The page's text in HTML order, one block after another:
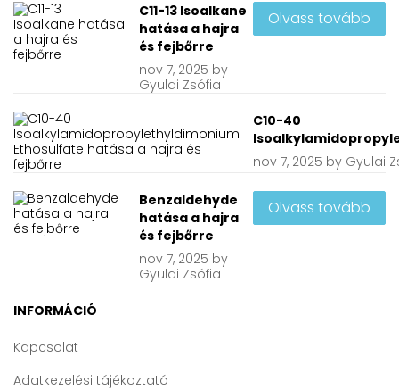
C11-13 Isoalkane
hatása a hajra
és fejbőrre
nov 7, 2025 by
Gyulai Zsófia
Olvass tovább
C10-40
nov 7, 2025 by Gyulai
Benzaldehyde
hatása a hajra
és fejbőrre
nov 7, 2025 by
Gyulai Zsófia
Olvass tovább
INFORMÁCIÓ
Kapcsolat
Adatkezelési tájékoztató